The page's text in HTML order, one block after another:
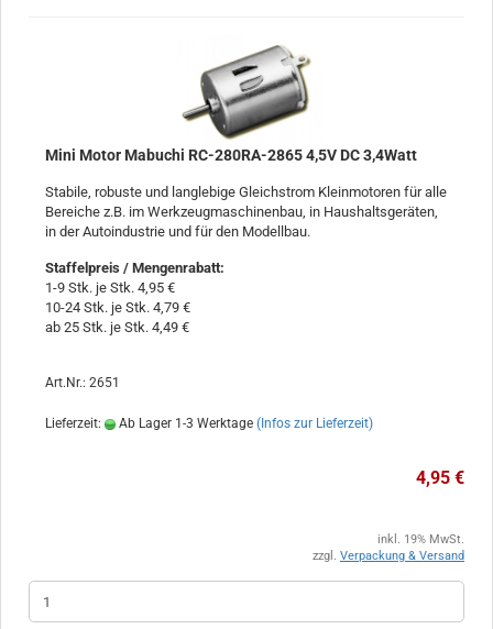
Mini Motor Mabuchi RC-280RA-2865 4,5V DC 3,4Watt
Stabile, robuste und langlebige Gleichstrom Kleinmotoren für alle
Bereiche z.B. im Werkzeugmaschinenbau, in Haushaltsgeräten,
in der Autoindustrie und für den Modellbau.
Staffelpreis / Mengenrabatt:
1-9 Stk. je Stk. 4,95 €
10-24 Stk. je Stk. 4,79 €
ab 25 Stk. je Stk. 4,49 €
Art.Nr.: 2651
Lieferzeit: Ab Lager 1-3 Werktage (Infos zur Lieferzeit)
4,95 €
inkl. 19% MwSt.
zzgl. Verpackung & Versand